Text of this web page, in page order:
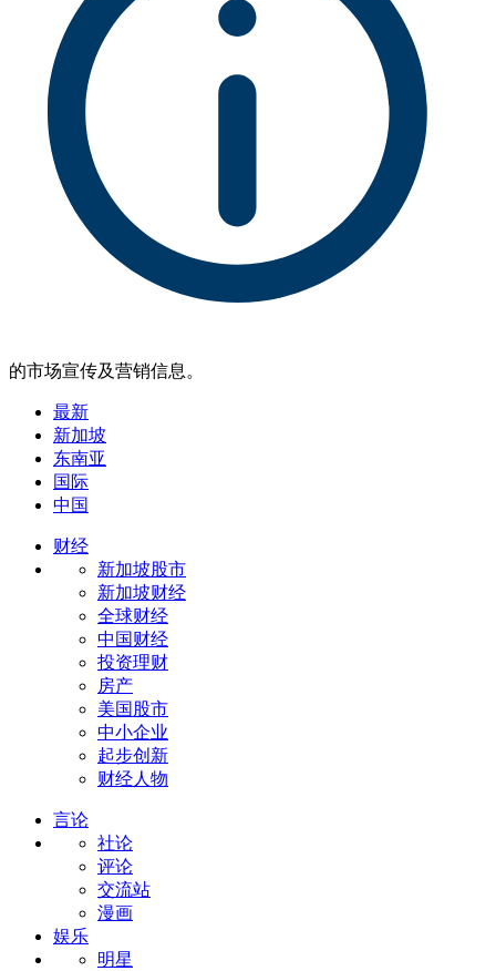
的市场宣传及营销信息。
最新
新加坡
东南亚
国际
中国
财经
新加坡股市
新加坡财经
全球财经
中国财经
投资理财
房产
美国股市
中小企业
起步创新
财经人物
言论
社论
评论
交流站
漫画
娱乐
明星